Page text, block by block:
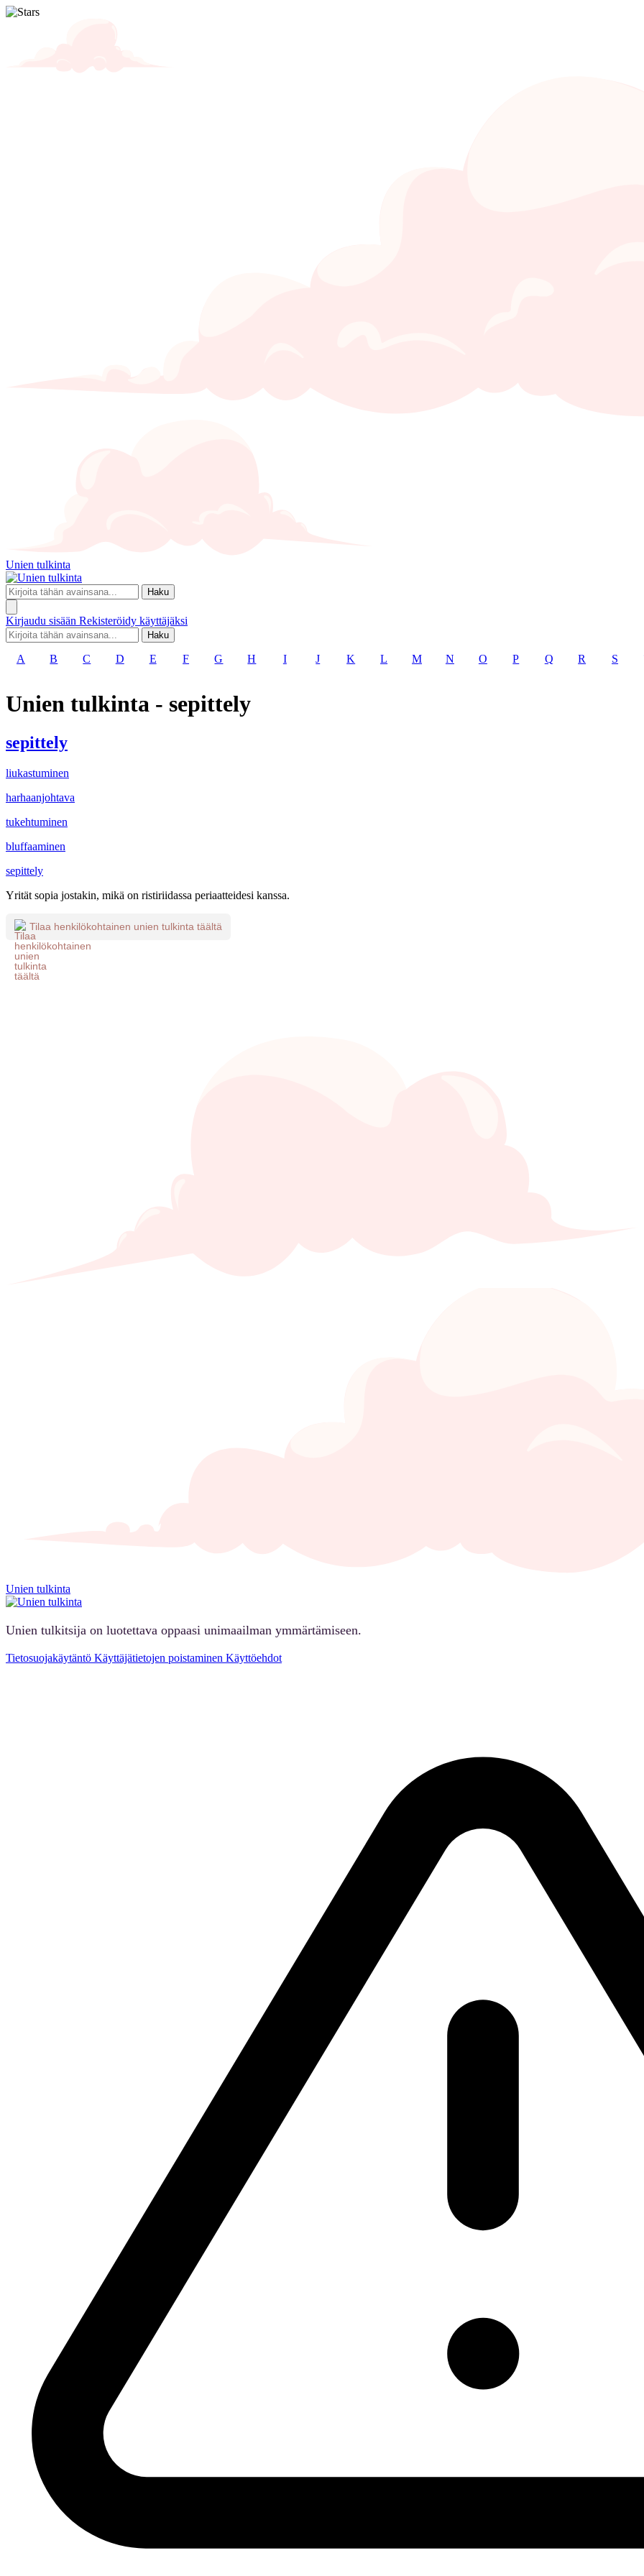
Unien tulkinta
Haku
Kirjaudu sisään Rekisteröidy käyttäjäksi
Haku
A B C D E F G H I J K L M N O P Q R S
Unien tulkinta - sepittely
sepittely
liukastuminen
harhaanjohtava
tukehtuminen
bluffaaminen
sepittely
Yrität sopia jostakin, mikä on ristiriidassa periaatteidesi kanssa.
Tilaa henkilökohtainen unien tulkinta täältä
Unien tulkinta
Unien tulkitsija on luotettava oppaasi unimaailman ymmärtämiseen.
Tietosuojakäytäntö Käyttäjätietojen poistaminen Käyttöehdot